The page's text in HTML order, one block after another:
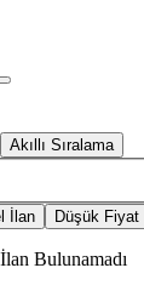
Akıllı Sıralama
İlan Düşük Fiyat
Bulunamadı